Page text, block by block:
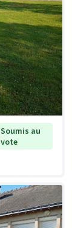
Soumis au
vote